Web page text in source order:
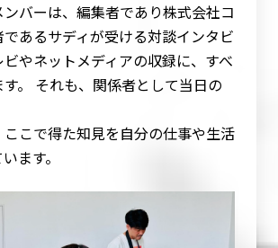
バーは、編集者であり株式会社コ
あるサディが受ける対談インタビ
やネットメディアの収録に、すべ
。 それも、関係者として当日の
ここで得た知見を自分の仕事や生活
ます。